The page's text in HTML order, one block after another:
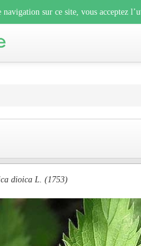
navigation sur ce site, vous
sur ce site, vous acceptez
acceptez l’utilisation de
dioica L. (1753)